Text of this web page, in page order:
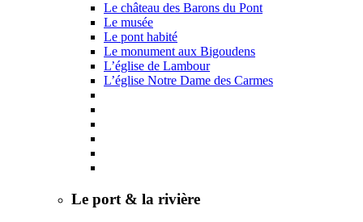
Le château des Barons du Pont
Le musée
Le pont habité
Le monument aux Bigoudens
L’église de Lambour
L’église Notre Dame des Carmes
Le port & la rivière